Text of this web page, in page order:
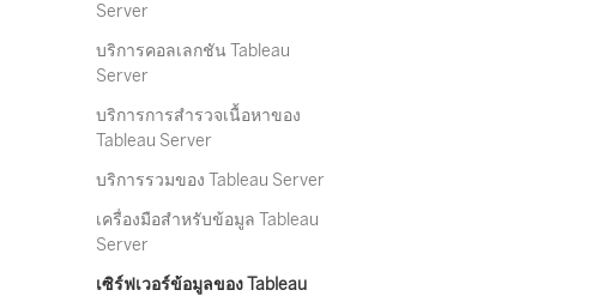
Server
บริการคอลเลกชัน Tableau
Server
บริการการสำรวจเนื้อหาของ
Tableau Server
บริการรวมของ Tableau Server
เครื่องมือสำหรับข้อมูล Tableau
Server
เซิร์ฟเวอร์ข้อมูลของ Tableau